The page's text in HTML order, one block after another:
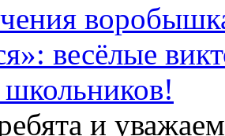
весёлые
и